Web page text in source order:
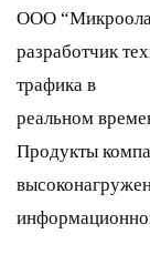
ООО
разработчик
трафика в
реальном
Продукты